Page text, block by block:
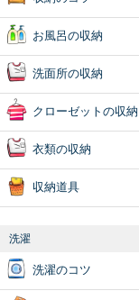
お風呂の収納
洗面所の収納
クローゼットの収納
衣類の収納
収納道具
洗濯
洗濯のコツ